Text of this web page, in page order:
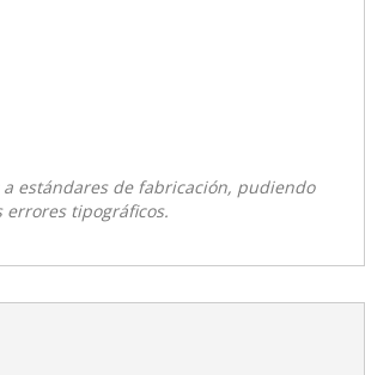
estándares de fabricación, pudiendo
errores tipográficos.